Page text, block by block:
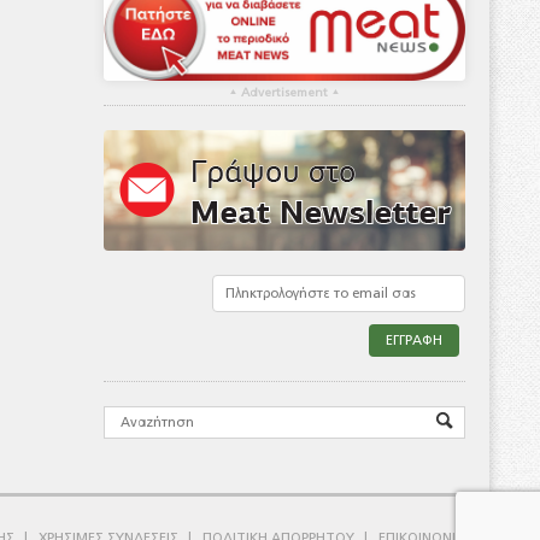
▴ Advertisement ▴